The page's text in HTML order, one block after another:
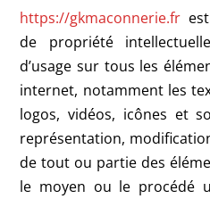
https://gkmaconnerie.fr
de propriété
d’usage sur tous les
internet, notamment les
logos, vidéos, icônes et
représentation,
de tout ou partie des
le moyen ou le procédé